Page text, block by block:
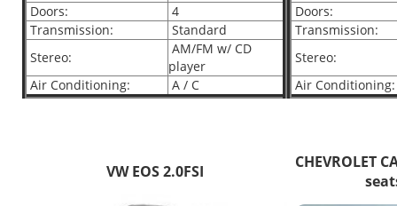
Doors:
4
Transmission:
Standard
Stereo:
AM/FM w/ CD
player
Air Conditioning:
A / C
Doors:
Transmission:
Stereo:
Air Conditioning:
VW EOS 2.0FSI
CHEVROLET